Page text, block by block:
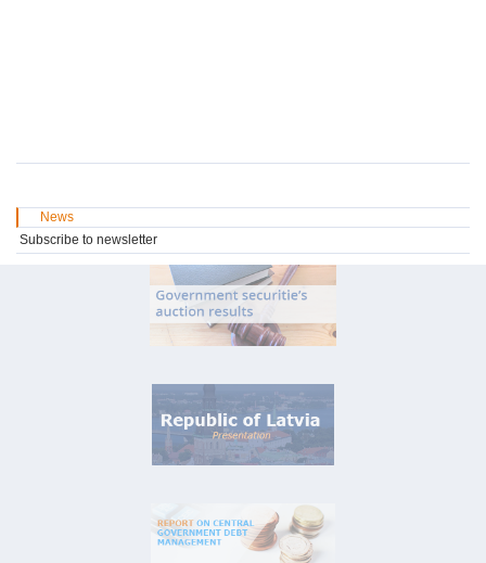
News
Subscribe to newsletter